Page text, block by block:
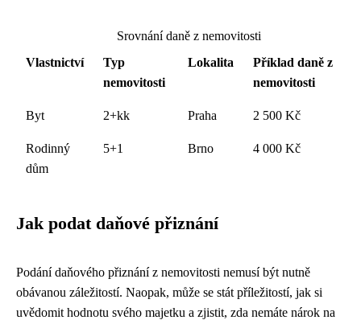
Srovnání daně z nemovitosti
Vlastnictví
Typ
nemovitosti
Lokalita
Příklad daně z
nemovitosti
Byt 2+kk Praha 2 500 Kč
Rodinný
dům
5+1 Brno 4 000 Kč
Jak podat daňové přiznání
Podání daňového přiznání z nemovitosti nemusí být nutně
obávanou záležitostí. Naopak, může se stát příležitostí, jak si
uvědomit hodnotu svého majetku a zjistit, zda nemáte nárok na